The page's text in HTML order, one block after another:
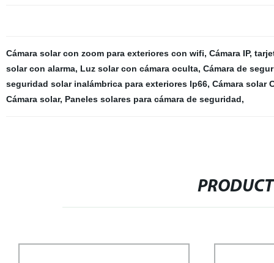
Cámara solar con zoom para exteriores con wifi, Cámara IP,
solar con alarma, Luz solar con cámara oculta, Cámara de
seguridad solar inalámbrica para exteriores Ip66, Cámara solar
Cámara solar, Paneles solares para cámara de seguridad,